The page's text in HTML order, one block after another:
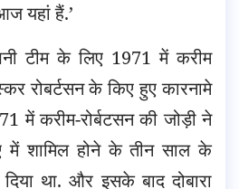
यहां हैं.’
टीम के लिए 1971 में करीम
रोबर्टसन के किए हुए कारनामे
में करीम-रोर्बटसन की जोड़ी ने
में शामिल होने के तीन साल के
था. और इसके बाद दोबारा